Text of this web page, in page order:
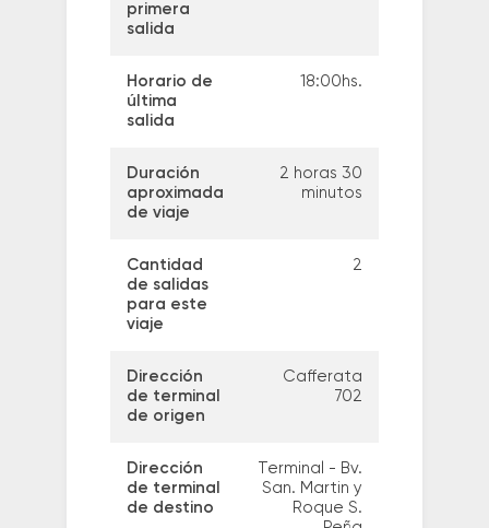
primera
salida
Horario de
última
salida
18:00hs.
Duración
aproximada
de viaje
2 horas 30
minutos
Cantidad
de salidas
para este
viaje
2
Dirección
de terminal
de origen
Cafferata
702
Dirección
de terminal
de destino
Terminal - Bv.
San. Martin y
Roque S.